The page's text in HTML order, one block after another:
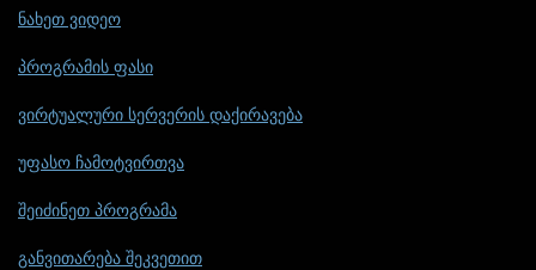
ნახეთ ვიდეო
პროგრამის ფასი
ვირტუალური სერვერის დაქირავება
უფასო ჩამოტვირთვა
შეიძინეთ პროგრამა
განვითარება შეკვეთით